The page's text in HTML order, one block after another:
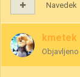
Navedek
kmetek
Objavljeno